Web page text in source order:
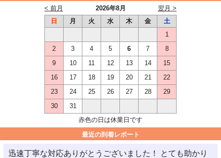
2026年8月
< 前月
翌月 >
日
月 火 水 木 金
土
1
2
3 4 5 6 7
8
9
10 11 12 13 14
15
16
17 18 19 20 21
22
23
24 25 26 27 28
29
30
31
赤色の日は休業日です
最近の到着レポート
迅速丁寧な対応ありがとうございました！ とても助かり